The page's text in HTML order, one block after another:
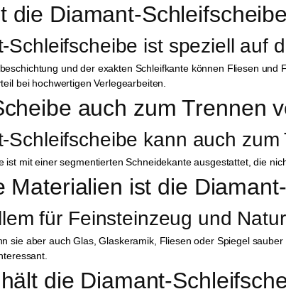
die Diamant-
Schleifscheibe ist speziell auf
und der exakten Schleifkante können Fliesen
bei hochwertigen Verlegearbeiten.
auch zum Trennen
Schleifscheibe kann auch
ist mit einer segmentierten Schneidekante ausgestattet, die
Materialien ist die
für Feinsteinzeug und
sie aber auch Glas, Glaskeramik, Fliesen oder Spiegel
die Diamant-